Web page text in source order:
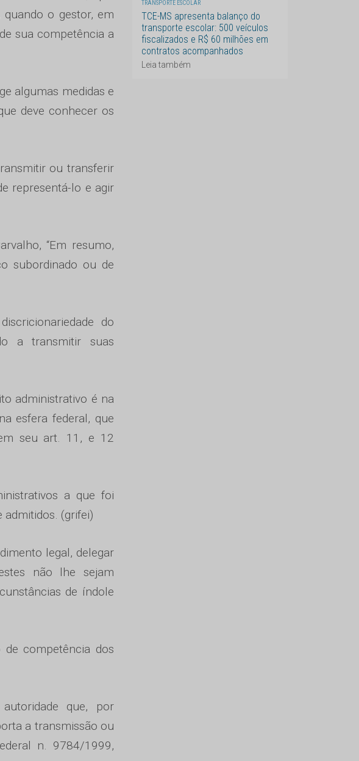
o gestor, em
sua competência a
algumas medidas e
deve conhecer os
ou transferir
representá-lo e agir
“Em resumo,
subordinado ou de
do
a transmitir suas
administrativo é na
esfera federal, que
seu art. 11, e 12
a que foi
admitidos. (grifei)
legal, delegar
não lhe sejam
de índole
competência dos
que, por
a transmissão ou
n. 9784/1999,
TRANSPORTE ESCOLAR
TCE-MS apresenta balanço do
transporte escolar: 500 veículos
fiscalizados e R$ 60 milhões em
contratos acompanhados
Leia também